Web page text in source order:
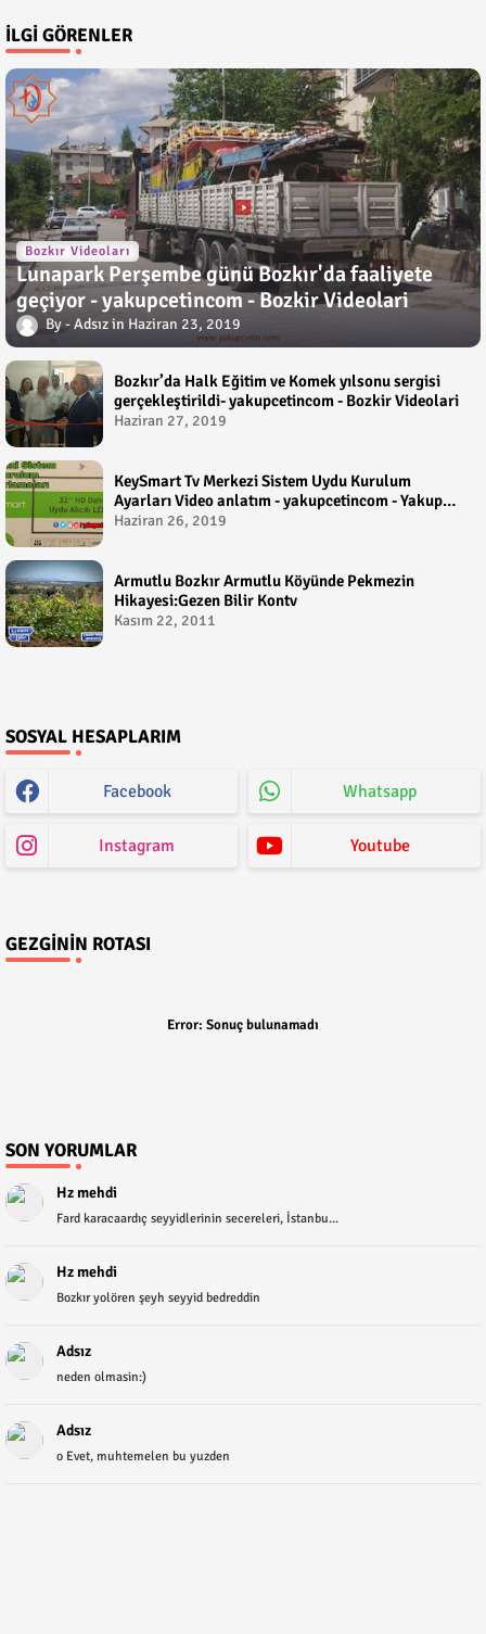
İLGI GÖRENLER
Bozkır Videoları
Lunapark Perşembe günü Bozkır'da faaliyete
geçiyor - yakupcetincom - Bozkir Videolari
Adsız Haziran 23, 2019
Bozkır’da Halk Eğitim ve Komek yılsonu sergisi
gerçekleştirildi- yakupcetincom - Bozkir Videolari
Haziran 27, 2019
KeySmart Tv Merkezi Sistem Uydu Kurulum
Ayarları Video anlatım - yakupcetincom - Yakup
Çetin
Haziran 26, 2019
Armutlu Bozkır Armutlu Köyünde Pekmezin
Hikayesi:Gezen Bilir Kontv
Kasım 22, 2011
SOSYAL HESAPLARIM
Facebook Whatsapp
Instagram Youtube
GEZGININ ROTASI
Error: Sonuç bulunamadı
SON YORUMLAR
Hz mehdi
Fard karacaardıç seyyidlerinin secereleri, İstanbu...
Hz mehdi
Bozkır yolören şeyh seyyid bedreddin
Adsız
neden olmasin:)
Adsız
o Evet, muhtemelen bu yuzden